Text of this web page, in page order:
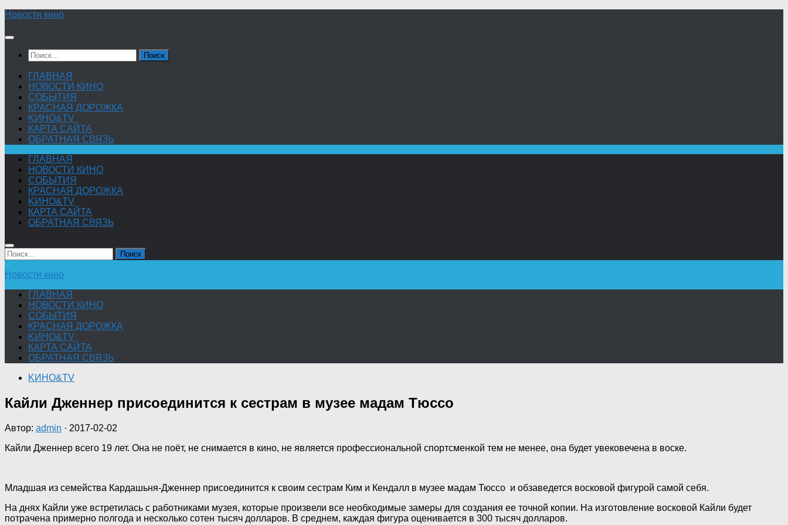
Skip
content
Новости кино
Найти:
ГЛАВНАЯ
НОВОСТИ КИНО
СОБЫТИЯ
КРАСНАЯ ДОРОЖКА
KИНО&TV
КАРТА САЙТА
ОБРАТНАЯ СВЯЗЬ
ГЛАВНАЯ
НОВОСТИ КИНО
СОБЫТИЯ
КРАСНАЯ ДОРОЖКА
KИНО&TV
КАРТА САЙТА
ОБРАТНАЯ СВЯЗЬ
Найти:
Новости кино
ГЛАВНАЯ
НОВОСТИ КИНО
СОБЫТИЯ
КРАСНАЯ ДОРОЖКА
KИНО&TV
КАРТА САЙТА
ОБРАТНАЯ СВЯЗЬ
KИНО&TV
Кайли Дженнер присоединится к сестрам в музее мадам Тюссо
Автор: admin · 2017-02-02
Кайли Дженнер всего 19 лет. Она не поёт, не снимается в кино, не является профессиональной спортсменкой тем не менее, она будет увековечена в воске.
Младшая из семейства Кардашьня-Дженнер присоединится к своим сестрам Ким и Кендалл в музее мадам Тюссо и обзаведется восковой фигурой самой себя.
На днях Кайли уже встретилась с работниками музея, которые произвели все необходимые замеры для создания ее точной копии. На изготовление восковой Кайли будет
потрачена примерно полгода и несколько сотен тысяч долларов. В среднем, каждая фигура оценивается в 300 тысяч долларов.